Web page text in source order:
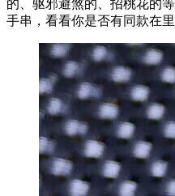
的、驱邪避煞的、招桃花的
手串，看看你是否有同款在里